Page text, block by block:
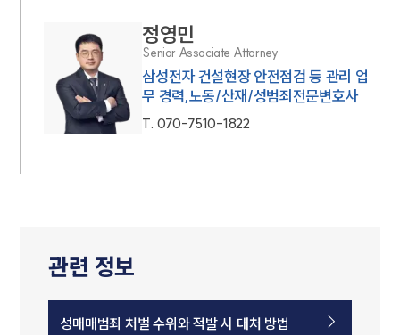
정영민
Senior Associate Attorney
삼성전자 건설현장 안전점검 등 관리 업
무 경력,노동/산재/성범죄전문변호사
T. 070-7510-1822
관련 정보
성매매범죄 처벌 수위와 적발 시 대처 방법